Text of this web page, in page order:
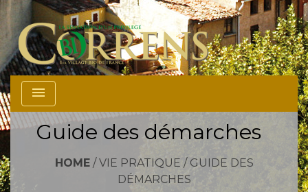
menu
Guide des démarches
HOME/ VIE PRATIQUE / GUIDE DES
DÉMARCHES